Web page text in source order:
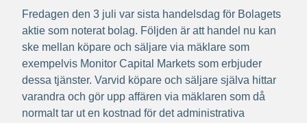
Fredagen den 3 juli var sista handelsdag för Bolagets
aktie som noterat bolag. Följden är att handel nu kan
ske mellan köpare och säljare via mäklare som
exempelvis Monitor Capital Markets som erbjuder
dessa tjänster. Varvid köpare och säljare själva hittar
varandra och gör upp affären via mäklaren som då
normalt tar ut en kostnad för det administrativa